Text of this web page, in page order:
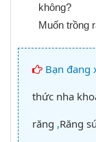
không?
Muốn trồng
Bạn đang
thức nha
răng ,Răng